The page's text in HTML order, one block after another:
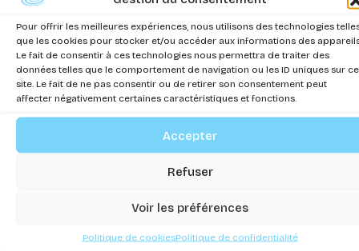
Pour offrir les meilleures expériences, nous utilisons des technologies
que les cookies pour stocker et/ou accéder aux informations des
Le fait de consentir à ces technologies nous permettra de traiter des
données telles que le comportement de navigation ou les ID uniques sur ce
site. Le fait de ne pas consentir ou de retirer son consentement peut
affecter négativement certaines caractéristiques et fonctions.
Accepter
Refuser
Voir les préférences
Politique de cookiesPolitique de confidentialité
POMPE POUR POND WIZARD
Connectez-vous pour voir les prix